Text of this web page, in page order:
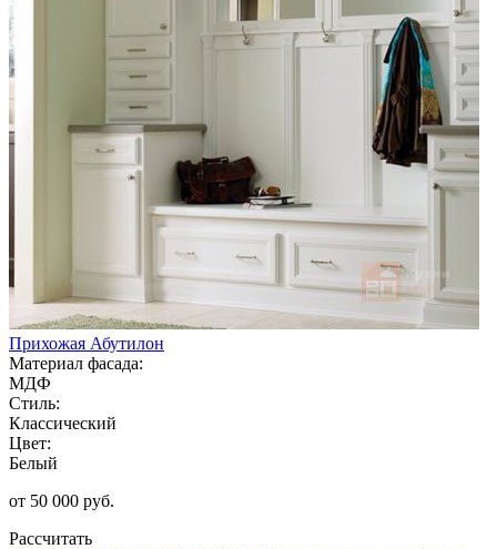
Прихожая Абутилон
Материал фасада:
МДФ
Стиль:
Классический
Цвет:
Белый
от 50 000 руб.
Рассчитать